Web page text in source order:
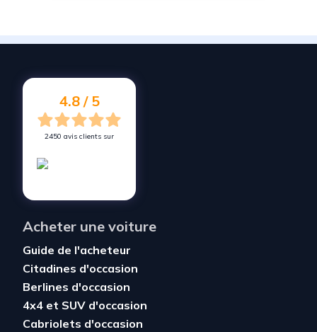
Vendez votre voiture à
4.8 / 5
2450 avis clients sur
Acheter une voiture
Guide de l'acheteur
Citadines d'occasion
Berlines d'occasion
4x4 et SUV d'occasion
Cabriolets d'occasion